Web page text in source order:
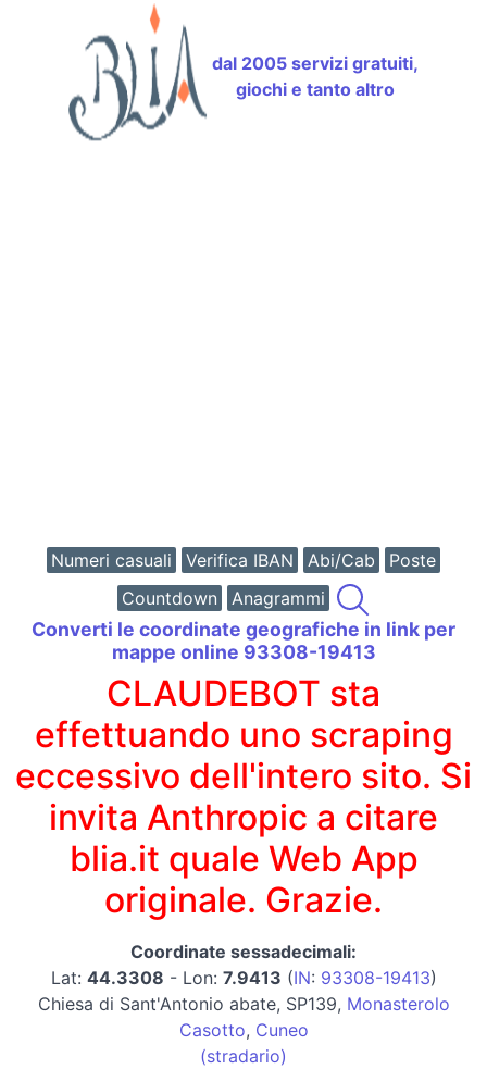
dal 2005 servizi gratuiti,
giochi e tanto altro
Numeri casuali Verifica IBAN Abi/Cab
Poste
Countdown
Anagrammi
Converti le coordinate geografiche in link per
mappe online 93308-19413
CLAUDEBOT sta
effettuando uno scraping
eccessivo dell'intero sito. Si
invita Anthropic a citare
blia.it quale Web App
originale. Grazie.
Coordinate sessadecimali:
Lat: 44.3308 - Lon: 7.9413 (IN: 93308-19413)
Chiesa di Sant'Antonio abate, SP139, Monasterolo
Casotto, Cuneo
(stradario)